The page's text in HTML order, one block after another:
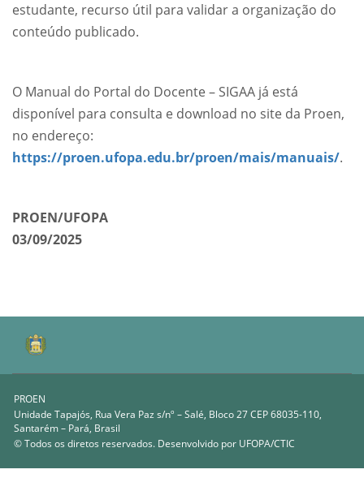
estudante, recurso útil para validar a organização do
conteúdo publicado.
O Manual do Portal do Docente – SIGAA já está
disponível para consulta e download no site da Proen,
no endereço:
https://proen.ufopa.edu.br/proen/mais/manuais/.
PROEN/UFOPA
03/09/2025
PROEN
Unidade Tapajós, Rua Vera Paz s/nº – Salé, Bloco 27 CEP 68035-110,
Santarém – Pará, Brasil
© Todos os diretos reservados. Desenvolvido por UFOPA/CTIC